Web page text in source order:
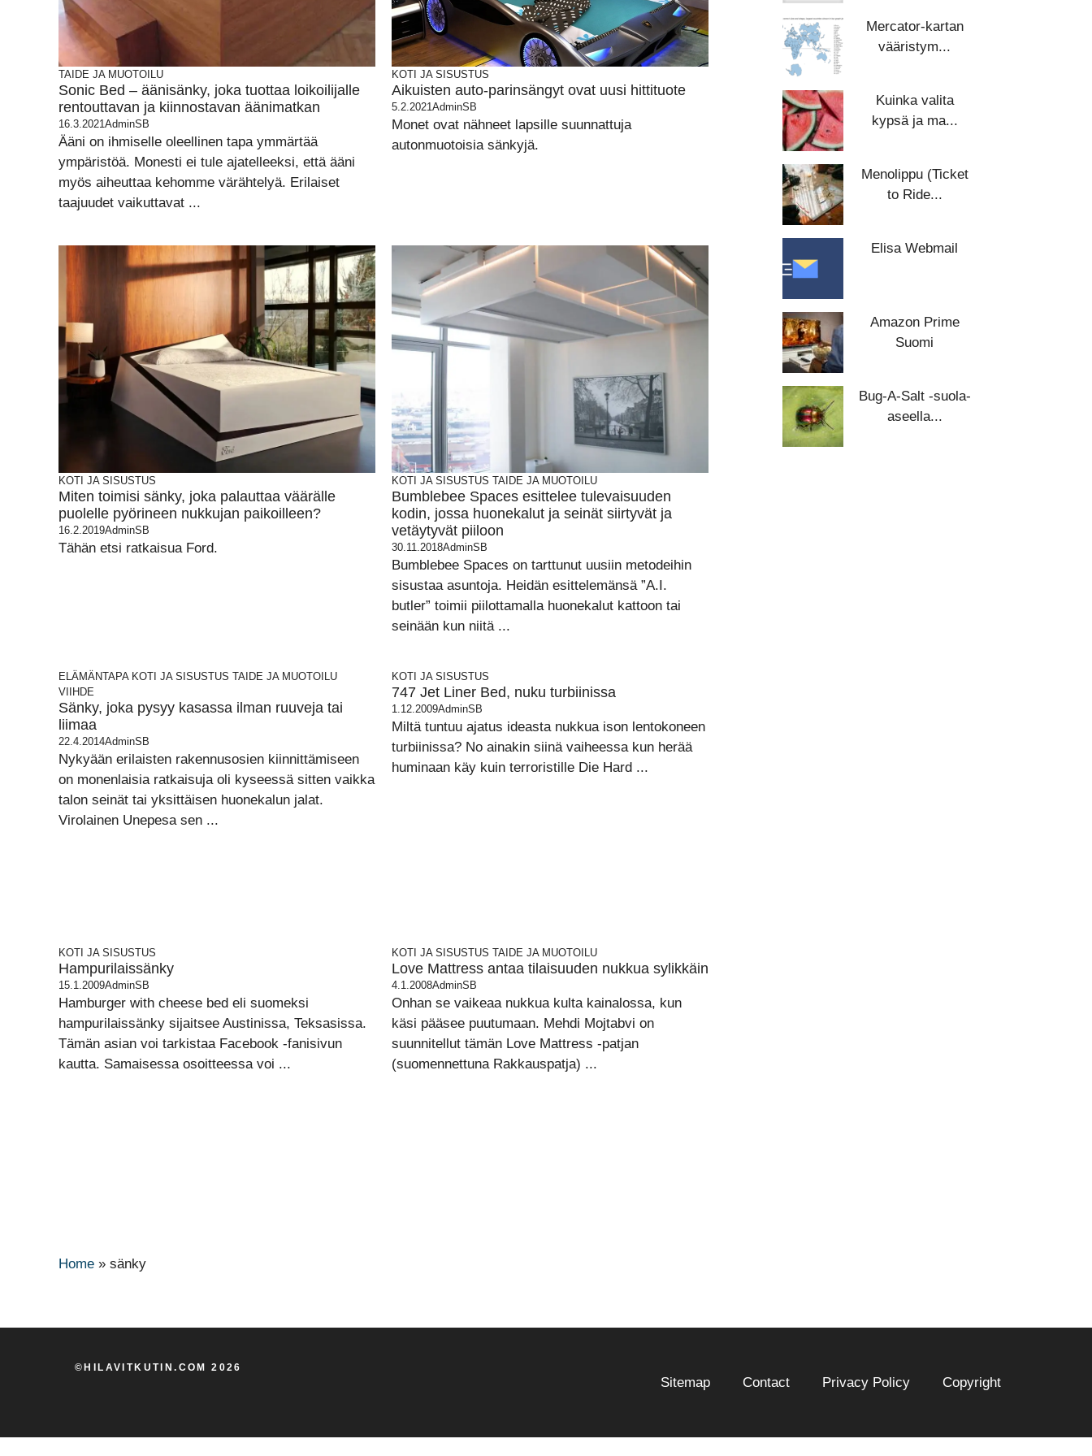
TAIDE JA MUOTOILU
Sonic Bed – äänisänky, joka tuottaa loikoilijalle
rentouttavan ja kiinnostavan äänimatkan
16.3.2021AdminSB
Ääni on ihmiselle oleellinen tapa ymmärtää
ympäristöä. Monesti ei tule ajatelleeksi, että ääni
myös aiheuttaa kehomme värähtelyä. Erilaiset
taajuudet vaikuttavat ...
KOTI JA SISUSTUS
Aikuisten auto-parinsängyt ovat uusi hittituote
5.2.2021AdminSB
Monet ovat nähneet lapsille suunnattuja
autonmuotoisia sänkyjä.
KOTI JA SISUSTUS
Miten toimisi sänky, joka palauttaa väärälle
puolelle pyörineen nukkujan paikoilleen?
16.2.2019AdminSB
Tähän etsi ratkaisua Ford.
KOTI JA SISUSTUS TAIDE JA MUOTOILU
Bumblebee Spaces esittelee tulevaisuuden
kodin, jossa huonekalut ja seinät siirtyvät ja
vetäytyvät piiloon
30.11.2018AdminSB
Bumblebee Spaces on tarttunut uusiin metodeihin
sisustaa asuntoja. Heidän esittelemänsä ”A.I.
butler” toimii piilottamalla huonekalut kattoon tai
seinään kun niitä ...
ELÄMÄNTAPA KOTI JA SISUSTUS TAIDE JA MUOTOILU
VIIHDE
Sänky, joka pysyy kasassa ilman ruuveja tai
liimaa
22.4.2014AdminSB
Nykyään erilaisten rakennusosien kiinnittämiseen
on monenlaisia ratkaisuja oli kyseessä sitten vaikka
talon seinät tai yksittäisen huonekalun jalat.
Virolainen Unepesa sen ...
KOTI JA SISUSTUS
747 Jet Liner Bed, nuku turbiinissa
1.12.2009AdminSB
Miltä tuntuu ajatus ideasta nukkua ison lentokoneen
turbiinissa? No ainakin siinä vaiheessa kun herää
huminaan käy kuin terroristille Die Hard ...
KOTI JA SISUSTUS
Hampurilaissänky
15.1.2009AdminSB
Hamburger with cheese bed eli suomeksi
hampurilaissänky sijaitsee Austinissa, Teksasissa.
Tämän asian voi tarkistaa Facebook -fanisivun
kautta. Samaisessa osoitteessa voi ...
KOTI JA SISUSTUS TAIDE JA MUOTOILU
Love Mattress antaa tilaisuuden nukkua sylikkäin
4.1.2008AdminSB
Onhan se vaikeaa nukkua kulta kainalossa, kun
käsi pääsee puutumaan. Mehdi Mojtabvi on
suunnitellut tämän Love Mattress -patjan
(suomennettuna Rakkauspatja) ...
Home » sänky
Mercator-kartan
vääristym...
Kuinka valita
kypsä ja ma...
Menolippu (Ticket
to Ride...
Elisa Webmail
Amazon Prime
Suomi
Bug-A-Salt -suola-
aseella...
©HILAVITKUTIN.COM 2026
Sitemap Contact Privacy Policy Copyright